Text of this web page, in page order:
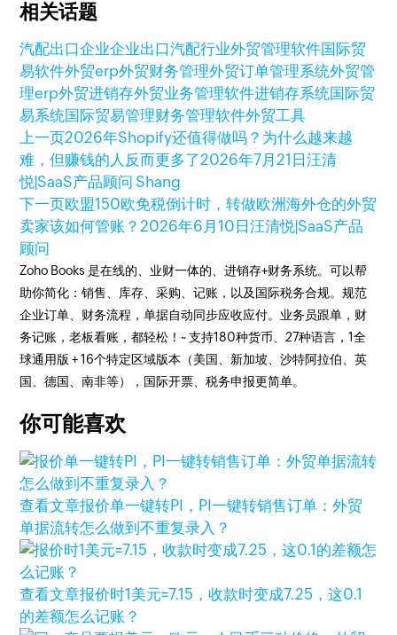
相关话题
汽配出口企业企业出口汽配行业外贸管理软件国际贸
易软件外贸erp外贸财务管理外贸订单管理系统外贸管
理erp外贸进销存外贸业务管理软件进销存系统国际贸
易系统国际贸易管理财务管理软件外贸工具
上一页2026年Shopify还值得做吗？为什么越来越
难，但赚钱的人反而更多了2026年7月21日汪清
悦|SaaS产品顾问 Shang
下一页欧盟150欧免税倒计时，转做欧洲海外仓的外贸
卖家该如何管账？2026年6月10日汪清悦|SaaS产品
顾问
Zoho Books 是在线的、业财一体的、进销存+财务系统。可以帮
助你简化：销售、库存、采购、记账，以及国际税务合规。规范
企业订单、财务流程，单据自动同步应收应付。业务员跟单，财
务记账，老板看账，都轻松！~ 支持180种货币、27种语言，1全
球通用版 + 16个特定区域版本（美国、新加坡、沙特阿拉伯、英
国、德国、南非等），国际开票、税务申报更简单。
你可能喜欢
查看文章报价单一键转PI，PI一键转销售订单：外贸
单据流转怎么做到不重复录入？
查看文章报价时1美元=7.15，收款时变成7.25，这0.1
的差额怎么记账？